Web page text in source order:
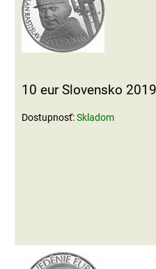
10 eur Slovensko
Dostupnosť:Skladom